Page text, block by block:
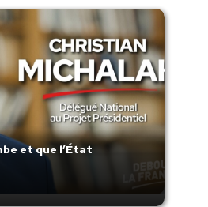
et que l’État